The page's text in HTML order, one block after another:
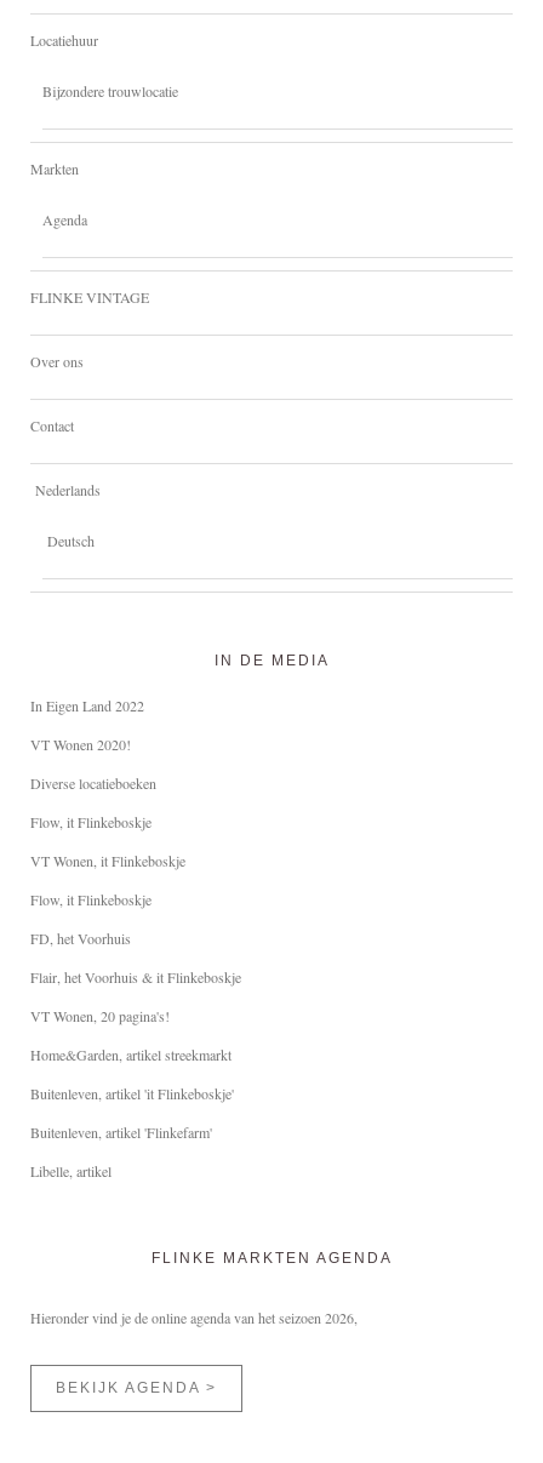
Locatiehuur
Bijzondere trouwlocatie
Markten
Agenda
FLINKE VINTAGE
Over ons
Contact
Nederlands
Deutsch
IN DE MEDIA
In Eigen Land 2022
VT Wonen 2020!
Diverse locatieboeken
Flow, it Flinkeboskje
VT Wonen, it Flinkeboskje
Flow, it Flinkeboskje
FD, het Voorhuis
Flair, het Voorhuis & it Flinkeboskje
VT Wonen, 20 pagina's!
Home&Garden, artikel streekmarkt
Buitenleven, artikel 'it Flinkeboskje'
Buitenleven, artikel 'Flinkefarm'
Libelle, artikel
FLINKE MARKTEN AGENDA
Hieronder vind je de online agenda van het seizoen 2026,
BEKIJK AGENDA >